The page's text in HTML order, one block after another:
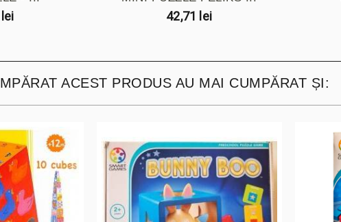
42,71 lei
ACEST PRODUS AU MAI CUMPĂRAT ȘI: